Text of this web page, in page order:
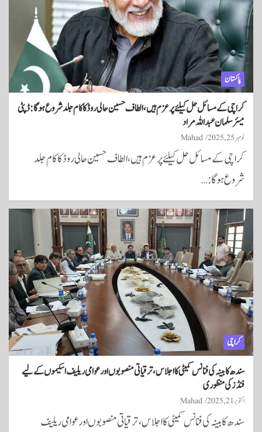
پاکستان
کراچی کے مسائل حل کیلئے پرعزم ہیں، الطاف حسین حالی روڈ کا کام جلد شروع ہوگا: ڈپٹی
میئر سلمان عبداللہ مراد
نومبر 25, 2025 Mahad
کراچی کے مسائل حل کیلئے پرعزم ہیں، الطاف حسین حالی روڈ کا کام جلد
شروع ہوگا:…
کراچی
سندھ کابینہ کی فنانس کمیٹی کا اجلاس، ترقیاتی منصوبوں اور عوامی ریلیف اسکیموں کے لیے
فنڈز کی منظوری
اکتوبر 21, 2025 Mahad
سندھ کابینہ کی فنانس کمیٹی کا اجلاس، ترقیاتی منصوبوں اور عوامی ریلیف